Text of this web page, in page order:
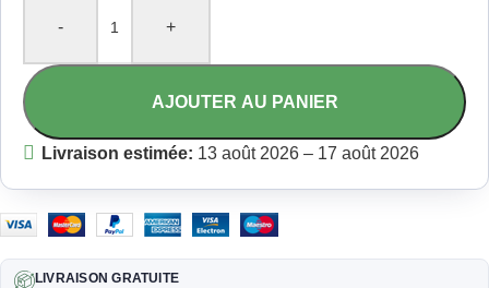
- +
AJOUTER AU PANIER
Livraison estimée: 13 août 2026 – 17 août 2026
LIVRAISON GRATUITE